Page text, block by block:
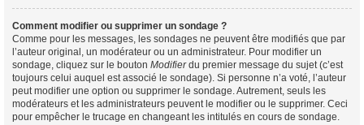
Comment modifier ou supprimer un sondage ?
Comme pour les messages, les sondages ne peuvent être modifiés que par
l’auteur original, un modérateur ou un administrateur. Pour modifier un
sondage, cliquez sur le bouton Modifierdu premier message du sujet (c’est
toujours celui auquel est associé le sondage). Si personne n’a voté, l’auteur
peut modifier une option ou supprimer le sondage. Autrement, seuls les
modérateurs et les administrateurs peuvent le modifier ou le supprimer. Ceci
pour empêcher le trucage en changeant les intitulés en cours de sondage.